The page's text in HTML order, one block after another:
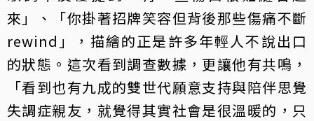
來」、「你掛著招牌笑容但背後那些傷痛不斷
rewind」，描繪的正是許多年輕人不說出口
的狀態。這次看到調查數據，更讓他有共鳴，
「看到也有九成的雙世代願意支持與陪伴思覺
失調症親友，就覺得其實社會是很溫暖的，只